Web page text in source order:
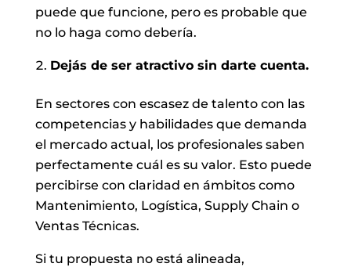
puede que funcione, pero es probable que
no lo haga como debería.
Dejás de ser atractivo sin darte cuenta.
En sectores con escasez de talento con las
competencias y habilidades que demanda
el mercado actual, los profesionales saben
perfectamente cuál es su valor. Esto puede
percibirse con claridad en ámbitos como
Mantenimiento, Logística, Supply Chain o
Ventas Técnicas.
Si tu propuesta no está alineada,